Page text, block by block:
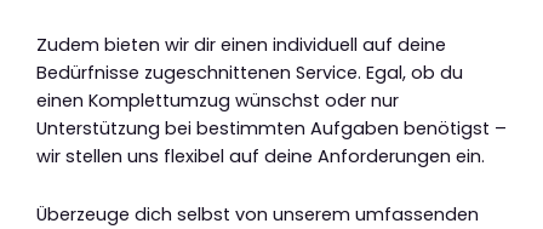
Zudem bieten wir dir einen individuell auf deine
Bedürfnisse zugeschnittenen Service. Egal, ob du
einen Komplettumzug wünschst oder nur
Unterstützung bei bestimmten Aufgaben benötigst –
wir stellen uns flexibel auf deine Anforderungen ein.
Überzeuge dich selbst von unserem umfassenden